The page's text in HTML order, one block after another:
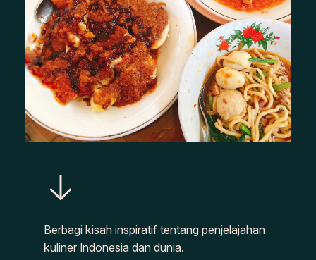
Berbagi kisah inspiratif tentang penjelajahan
kuliner Indonesia dan dunia.